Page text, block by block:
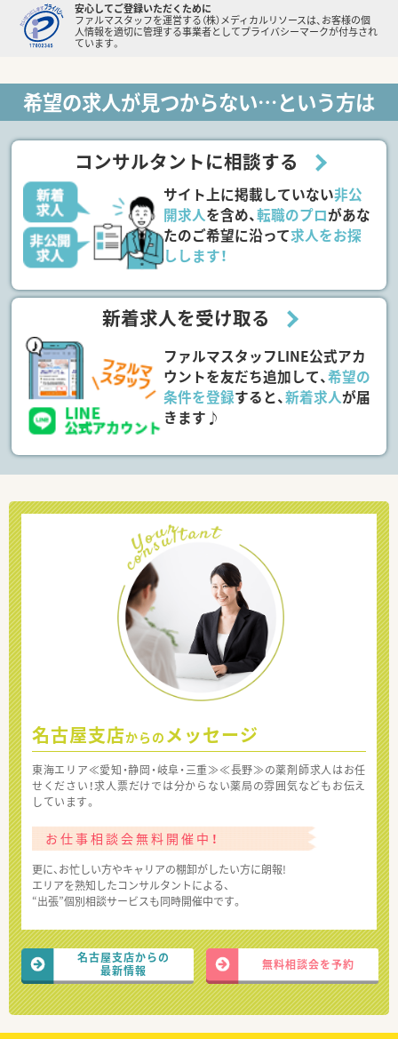
安心してご登録いただくために
ファルマスタッフを運営する（株）メディカルリソースは、お客様の個
人情報を適切に管理する事業者としてプライバシーマークが付与され
ています。
希望の求人が見つからない…という方は
コンサルタントに相談する
サイト上に掲載していない非公
開求人を含め、転職のプロがあな
たのご希望に沿って求人をお探
しします！
新着求人を受け取る
ファルマスタッフLINE公式アカ
ウントを友だち追加して、希望の
条件を登録すると、新着求人が届
きます♪
名古屋支店からの メッセージ
東海エリア≪愛知・静岡・岐阜・三重≫≪長野≫の薬剤師求人はお任
せください！求人票だけでは分からない薬局の雰囲気などもお伝え
しています。
お仕事相談会無料開催中！
更に、お忙しい方やキャリアの棚卸がしたい方に朗報!
エリアを熟知したコンサルタントによる、
“出張”個別相談サービスも同時開催中です。
名古屋支店からの
最新情報
無料相談会を予約